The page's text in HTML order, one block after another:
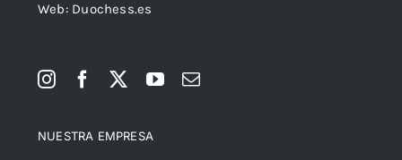
Web: Duochess.es
NUESTRA EMPRESA